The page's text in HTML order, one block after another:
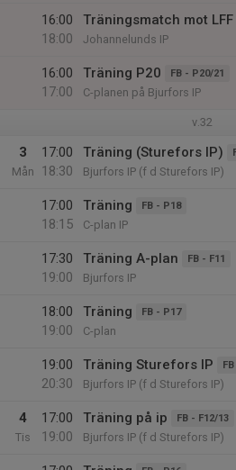
16:00
18:00
Träningsmatch mot LFF
Johannelunds IP
16:00
17:00
Träning P20 FB - P20/21
C-planen på Bjurfors IP
v.32
3
Mån
17:00
18:30
Träning (Sturefors IP)
Bjurfors IP (f d Sturefors IP)
17:00
18:15
Träning FB - P18
C-plan IP
17:30
19:00
Träning A-plan FB - F11
Bjurfors IP
18:00
19:00
Träning FB - P17
C-plan
19:00
20:30
Träning Sturefors IP
Bjurfors IP (f d Sturefors IP)
4
Tis
17:00
19:00
Träning på ip FB - F12/13
Bjurfors IP (f d Sturefors IP)